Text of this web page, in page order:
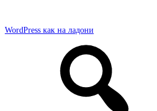
WordPress как на ладони